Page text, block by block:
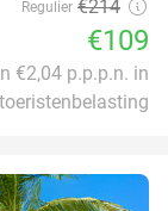
Regulier €214
€109
€2,04 p.p.p.n. in